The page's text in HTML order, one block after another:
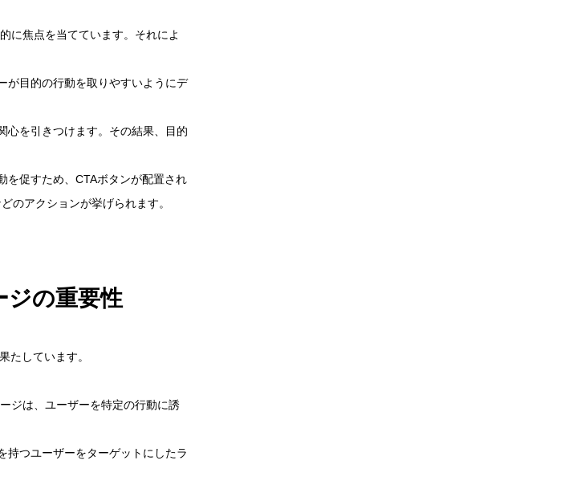
に焦点を当てています。それによ
が目的の行動を取りやすいようにデ
心を引きつけます。その結果、目的
を促すため、CTAボタンが配置され
のアクションが挙げられます。
ジの重要性
たしています。
ジは、ユーザーを特定の行動に誘
持つユーザーをターゲットにしたラ